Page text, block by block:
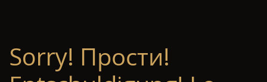
Sorry! Прости!